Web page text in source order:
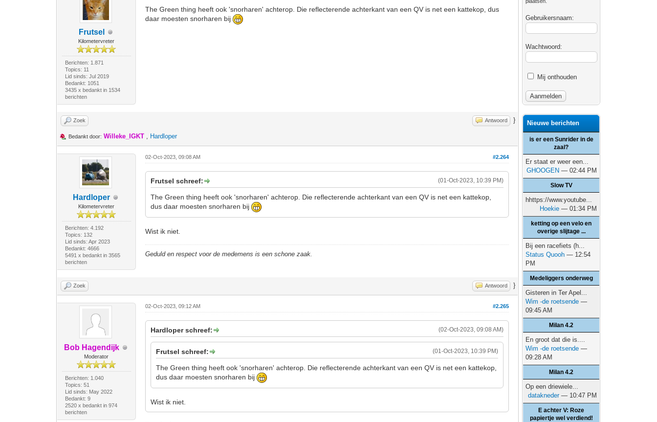
Frutsel
Kilometervreter
Berichten: 1.871
Topics: 11
Lid sinds: Jul 2019
Bedankt: 1051
3435 x bedankt in 1534
berichten
The Green thing heeft ook 'snorharen' achterop. Die reflecterende achterkant van een QV is net een kattekop, dus
daar moesten snorharen bij
Zoek Antwoord }
Bedankt door: Willeke_IGKT , Hardloper
Hardloper
Kilometervreter
Berichten: 4.192
Topics: 132
Lid sinds: Apr 2023
Bedankt: 4666
5491 x bedankt in 3565
berichten
#2.264
02-Oct-2023, 09:08 AM
(01-Oct-2023, 10:39 PM)
Frutsel schreef:
The Green thing heeft ook 'snorharen' achterop. Die reflecterende achterkant van een QV is net een kattekop,
dus daar moesten snorharen bij
Wist ik niet.
Geduld en respect voor de medemens is een schone zaak.
Zoek Antwoord }
Bob Hagendijk
Moderator
Berichten: 1.040
Topics: 51
Lid sinds: May 2022
Bedankt: 9
2520 x bedankt in 974
berichten
#2.265
02-Oct-2023, 09:12 AM
(02-Oct-2023, 09:08 AM)
Hardloper schreef:
(01-Oct-2023, 10:39 PM)
Frutsel schreef:
The Green thing heeft ook 'snorharen' achterop. Die reflecterende achterkant van een QV is net een kattekop,
dus daar moesten snorharen bij
Wist ik niet.
Gebruikersnaam:
Wachtwoord:
Mij onthouden
Nieuwe berichten
is er een Sunrider in de
zaal?
Er staat er weer een...
GHOOGEN — 02:44 PM
Slow TV
hhttps://www.youtube...
Hoekie — 01:34 PM
ketting op een velo en
overige slijtage ...
Bij een racefiets (h...
Status Quooh — 12:54
PM
Medeliggers onderweg
Gisteren in Ter Apel...
Wim -de roetsende —
09:45 AM
Milan 4.2
En groot dat die is....
Wim -de roetsende —
09:28 AM
Milan 4.2
Op een driewiele...
datakneder— 10:47 PM
E achter V: Roze
papiertje wel verdiend!